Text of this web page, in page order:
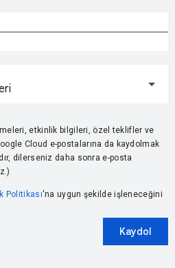
etkinlik bilgileri, özel teklifler ve
Cloud e-postalarına da kaydolmak
dilerseniz daha sonra e-posta
Politikası'na uygun şekilde işleneceğini
Kaydol